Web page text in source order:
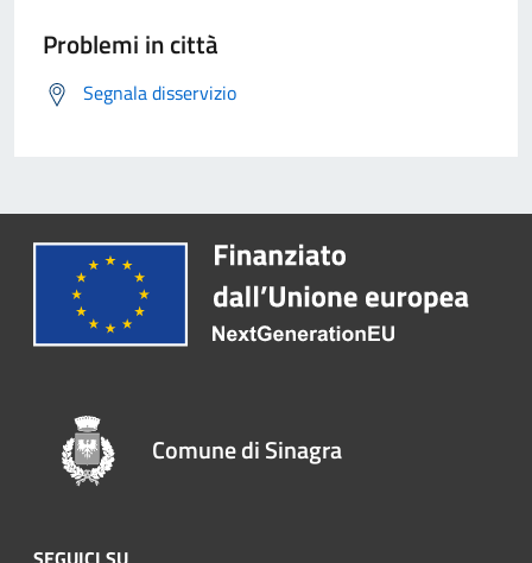
Problemi in città
Segnala disservizio
Comune di Sinagra